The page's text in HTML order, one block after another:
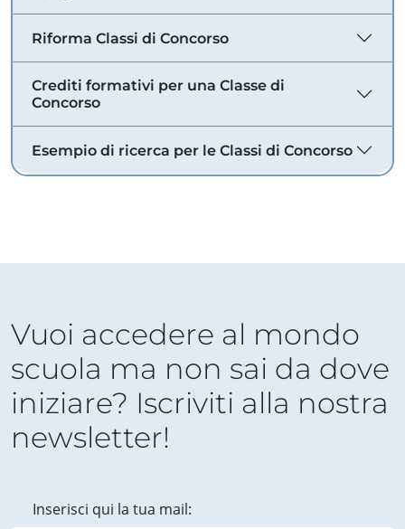
Riforma Classi di Concorso
Crediti formativi per una Classe di
Concorso
Esempio di ricerca per le Classi di Concorso
Vuoi accedere al mondo
scuola ma non sai da dove
iniziare? Iscriviti alla nostra
newsletter!
Inserisci qui la tua mail: